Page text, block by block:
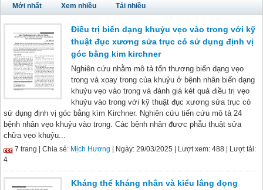
Mới nhất Xem nhiều Tải nhiều
Điều trị biến dạng khuỷu vẹo vào trong với kỹ
thuật đục xương sửa trục có sử dụng định vị
góc bằng kim kirchner
Nghiên cứu nhằm mô tả tổn thương biến dạng vẹo
trong và xoay trong của khuỷu ở bệnh nhân biến dạng
khuỷu vẹo vào trong và đánh giá két quả điều trị vẹo
khuỷu vào trong với kỹ thuật đục xương sửa trục có
sử dụng định vị góc bằng kìm Kirchner. Nghiên cứu tiến cứu mô tả 24
bệnh nhân vẹo khuỷu vào trong. Các bệnh nhân được phẫu thuật sửa
chữa vẹo khuỷu...
7 trang | Chia sẻ: Mịch Hương | Ngày: 29/03/2025 | Lượt xem: 488 | Lượt tải:
4
Kháng thể kháng nhân và kiểu lắng đọng